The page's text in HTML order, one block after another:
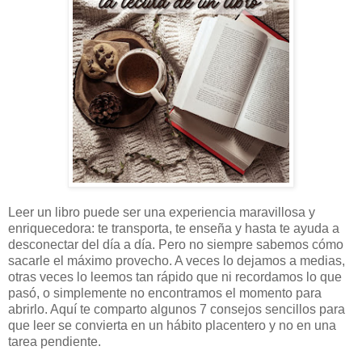
Leer un libro puede ser una experiencia maravillosa y
enriquecedora: te transporta, te enseña y hasta te ayuda a
desconectar del día a día. Pero no siempre sabemos cómo
sacarle el máximo provecho. A veces lo dejamos a medias,
otras veces lo leemos tan rápido que ni recordamos lo que
pasó, o simplemente no encontramos el momento para
abrirlo. Aquí te comparto algunos 7 consejos sencillos para
que leer se convierta en un hábito placentero y no en una
tarea pendiente.